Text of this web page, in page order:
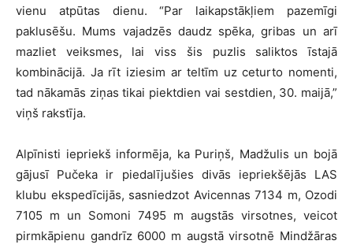
vienu atpūtas dienu. “Par laikapstākļiem pazemīgi
paklusēšu. Mums vajadzēs daudz spēka, gribas un arī
mazliet veiksmes, lai viss šis puzlis saliktos īstajā
kombinācijā. Ja rīt iziesim ar teltīm uz ceturto nomenti,
tad nākamās ziņas tikai piektdien vai sestdien, 30. maijā,”
viņš rakstīja.
Alpīnisti iepriekš informēja, ka Puriņš, Madžulis un bojā
gājusī Pučeka ir piedalījušies divās iepriekšējās LAS
klubu ekspedīcijās, sasniedzot Avicennas 7134 m, Ozodi
7105 m un Somoni 7495 m augstās virsotnes, veicot
pirmkāpienu gandrīz 6000 m augstā virsotnē Mindžāras